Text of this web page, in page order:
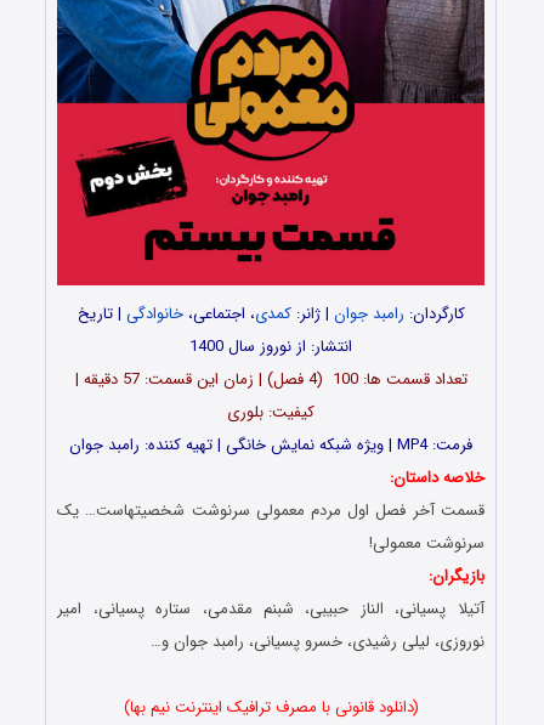
کارگردان: رامبد جوان | ژانر:کمدی، اجتماعی،خانوادگی | تاریخ
انتشار: از نوروز سال 1400
تعداد قسمت ها: 100 (4 فصل) | زمان این قسمت: 57 دقیقه |
کیفیت: بلوری
فرمت: MP4 | ویژه شبکه نمایش خانگی | تهیه کننده: رامبد جوان
خلاصه داستان:
قسمت آخر فصل اول مردم معمولی سرنوشت شخصیتهاست… یک
سرنوشت معمولی!
بازیگران:
آتیلا پسیانی، الناز حبیبی، شبنم مقدمی، ستاره پسیانی، امیر
نوروزی، لیلی رشیدی، خسرو پسیانی، رامبد جوان و…
(دانلود قانونی با مصرف ترافیک اینترنت نیم بها)